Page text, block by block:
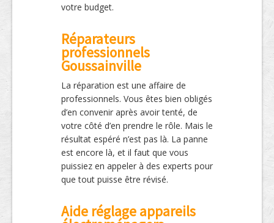
votre budget.
Réparateurs
professionnels
Goussainville
La réparation est une affaire de
professionnels. Vous êtes bien obligés
d’en convenir après avoir tenté, de
votre côté d’en prendre le rôle. Mais le
résultat espéré n’est pas là. La panne
est encore là, et il faut que vous
puissiez en appeler à des experts pour
que tout puisse être révisé.
Aide réglage appareils